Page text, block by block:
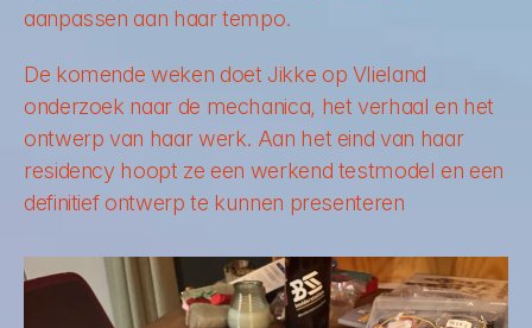
aanpassen aan haar tempo.
De komende weken doet Jikke op Vlieland
onderzoek naar de mechanica, het verhaal en het
ontwerp van haar werk. Aan het eind van haar
residency hoopt ze een werkend testmodel en een
definitief ontwerp te kunnen presenteren